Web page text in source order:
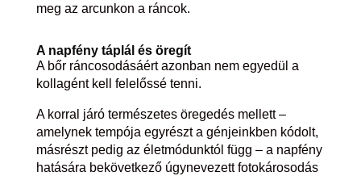
meg az arcunkon a ráncok.
A napfény táplál és öregít
A bőr ráncosodásáért azonban nem egyedül a
kollagént kell felelőssé tenni.
A korral járó természetes öregedés mellett –
amelynek tempója egyrészt a génjeinkben kódolt,
másrészt pedig az életmódunktól függ – a napfény
hatására bekövetkező úgynevezett fotokárosodás